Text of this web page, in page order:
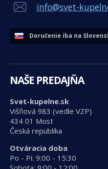
info@svet-
Doručenie iba na
NAŠE PREDAJŇA
Svet-kupelne.sk
Višňová 983 (vedle VZP)
434 01 Most
Česká republika
Otváracia doba
Po - Pi: 9:00 - 15:30